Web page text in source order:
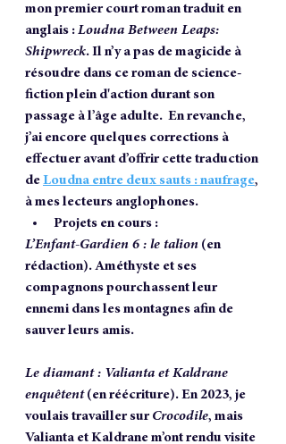
mon premier court roman traduit en
anglais : Loudna Between Leaps:
Shipwreck. Il n’y a pas de magicide à
résoudre dans ce roman de science-
fiction plein d'action durant son
passage à l’âge adulte.  En revanche,
j’ai encore quelques corrections à
effectuer avant d’offrir cette traduction
de Loudna entre deux sauts : naufrage,
à mes lecteurs anglophones.
Projets en cours :
L’Enfant-Gardien 6 : le talion (en
rédaction). Améthyste et ses
compagnons pourchassent leur
ennemi dans les montagnes afin de
sauver leurs amis.
Le diamant : Valianta et Kaldrane
enquêtent (en réécriture). En 2023, je
voulais travailler sur Crocodile, mais
Valianta et Kaldrane m’ont rendu visite